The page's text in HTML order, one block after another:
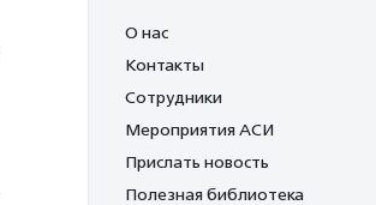
О нас
Контакты
Сотрудники
Мероприятия АСИ
Прислать новость
Полезная библиотека